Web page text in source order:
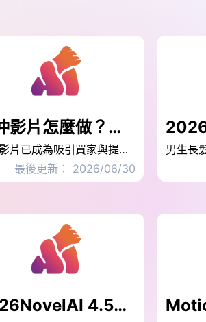
房仲影片怎麼做？用 AI 3 步驟做出帶看感短影音
房仲影片已成為吸引買家與提高曝光的重要內容形式，比起單純的房屋照片，房仲影片更能呈現空間動線、採光與生活感，讓潛在買家更快理解物件特色，許多房地產經紀人仍認為製作影片需要大量時間與剪輯技術，其實透過 AI 工具，只要幾張房屋照片，就能快速製作出具有帶看感的房仲短影音，本文將分享房仲影片的製作流程，教你用 AI 在短時間內完成高品質影片內容。
最後更新： 2026/06/30
2026NovelAI 4.5教學，Novelai Diffusion免費生成漫畫角色